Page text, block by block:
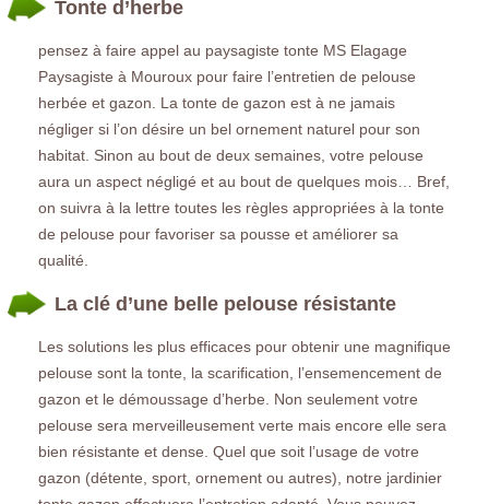
Tonte d’herbe
pensez à faire appel au paysagiste tonte MS Elagage
Paysagiste à Mouroux pour faire l’entretien de pelouse
herbée et gazon. La tonte de gazon est à ne jamais
négliger si l’on désire un bel ornement naturel pour son
habitat. Sinon au bout de deux semaines, votre pelouse
aura un aspect négligé et au bout de quelques mois… Bref,
on suivra à la lettre toutes les règles appropriées à la tonte
de pelouse pour favoriser sa pousse et améliorer sa
qualité.
La clé d’une belle pelouse résistante
Les solutions les plus efficaces pour obtenir une magnifique
pelouse sont la tonte, la scarification, l’ensemencement de
gazon et le démoussage d’herbe. Non seulement votre
pelouse sera merveilleusement verte mais encore elle sera
bien résistante et dense. Quel que soit l’usage de votre
gazon (détente, sport, ornement ou autres), notre jardinier